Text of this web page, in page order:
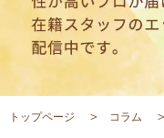
トップページ コラム